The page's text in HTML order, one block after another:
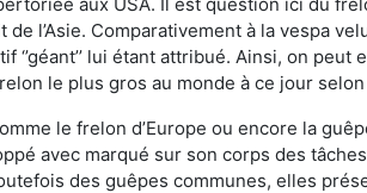
l’Asie. Comparativement à la vespa
lui étant attribué. Ainsi, on
le plus gros au monde à ce jour
le frelon d’Europe ou encore la
avec marqué sur son corps des
des guêpes communes, elles